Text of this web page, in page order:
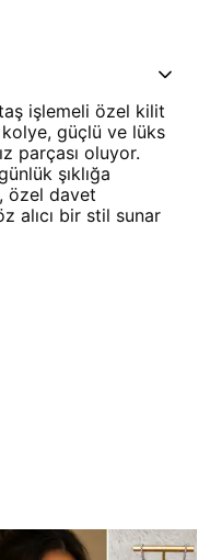
işlemeli özel kilit
güçlü ve lüks
parçası oluyor.
şıklığa
özel davet
alıcı bir stil sunar